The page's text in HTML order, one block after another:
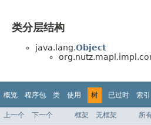
类分层结构
java.lang.Object
概览 程序包 类 使用 树 已过时 索引
上一个 下一个 框架 无框架
所